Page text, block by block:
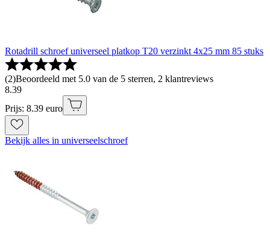
Rotadrill schroef universeel platkop T20 verzinkt 4x25 mm 85 stuks
(2)Beoordeeld met 5.0 van de 5 sterren, 2 klantreviews
8.39
Prijs: 8.39 euro
Bekijk alles in universeelschroef